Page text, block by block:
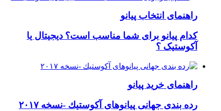
راهنمای انتخاب پیانو
کدام پيانو برای شما مناسب است؟ دیجیتال یا
آکوستیک ؟
راهنمای خرید پیانو
رده بندی جهانی پيانوهای آكوستيك -نسخه ۲۰۱۷